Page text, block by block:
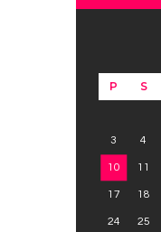
P S
3 4
10 11
17 18
24 25